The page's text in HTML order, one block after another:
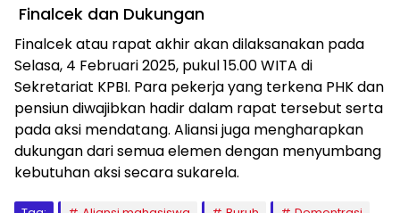
Finalcek dan Dukungan
Finalcek atau rapat akhir akan dilaksanakan pada
Selasa, 4 Februari 2025, pukul 15.00 WITA di
Sekretariat KPBI. Para pekerja yang terkena PHK dan
pensiun diwajibkan hadir dalam rapat tersebut serta
pada aksi mendatang. Aliansi juga mengharapkan
dukungan dari semua elemen dengan menyumbang
kebutuhan aksi secara sukarela.